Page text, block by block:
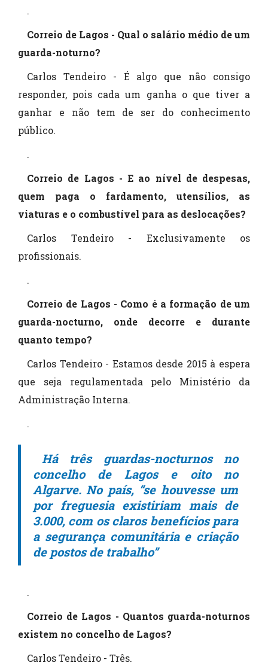
.
Correio de Lagos - Qual o salário médio de um
guarda-noturno?
Carlos Tendeiro - É algo que não consigo
responder, pois cada um ganha o que tiver a
ganhar e não tem de ser do conhecimento
público.
.
Correio de Lagos - E ao nível de despesas,
quem paga o fardamento, utensílios, as
viaturas e o combustível para as deslocações?
Carlos Tendeiro - Exclusivamente os
profissionais.
.
Correio de Lagos - Como é a formação de um
guarda-nocturno, onde decorre e durante
quanto tempo?
Carlos Tendeiro - Estamos desde 2015 à espera
que seja regulamentada pelo Ministério da
Administração Interna.
.
Há três guardas-nocturnos no
concelho de Lagos e oito no
Algarve. No país, “se houvesse um
por freguesia existiriam mais de
3.000, com os claros benefícios para
a segurança comunitária e criação
de postos de trabalho”
.
Correio de Lagos - Quantos guarda-noturnos
existem no concelho de Lagos?
Carlos Tendeiro - Três.